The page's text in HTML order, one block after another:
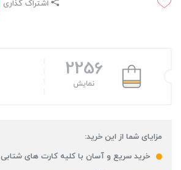
اشتراک گذاری
2256
نمایش
مزایای شما از این خرید:
خرید سریع و آسان با کلیه کارت های شتابی